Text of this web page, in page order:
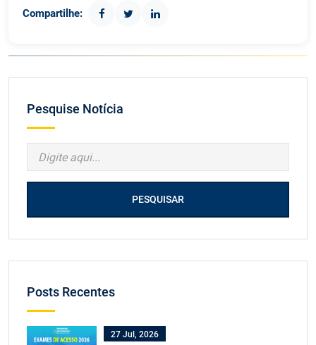
Compartilhe:
Pesquise Notícia
PESQUISAR
Posts Recentes
27 Jul, 2026